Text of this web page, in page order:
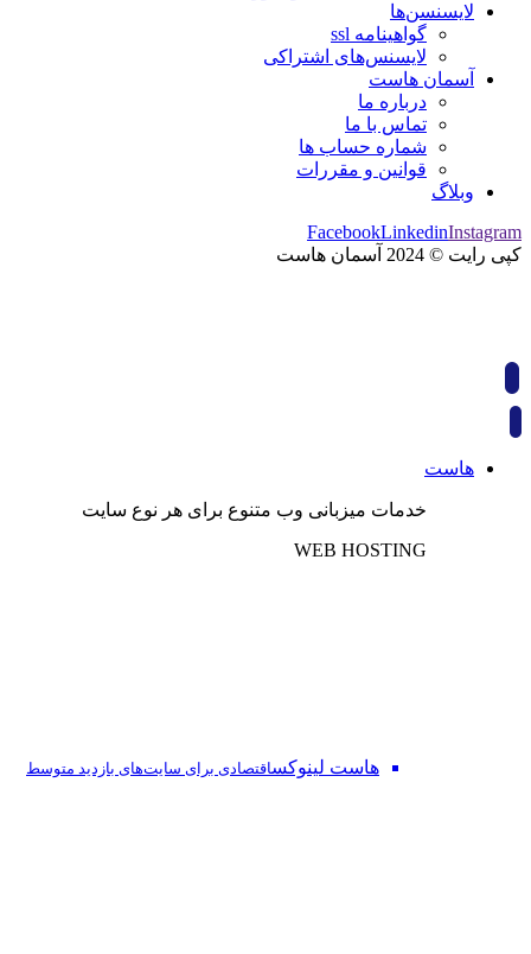
لایسنسن‌ها
گواهینامه ssl
لایسنس‌های اشتراکی
آسمان هاست
درباره ما
تماس با ما
شماره حساب ها
قوانین و مقررات
وبلاگ
FacebookLinkedinInstagram
کپی رایت © 2024 آسمان هاست
هاست
خدمات میزبانی وب متنوع برای هر نوع سایت
WEB HOSTING
هاست لینوکساقتصادی برای سایت‌های بازدید متوسط